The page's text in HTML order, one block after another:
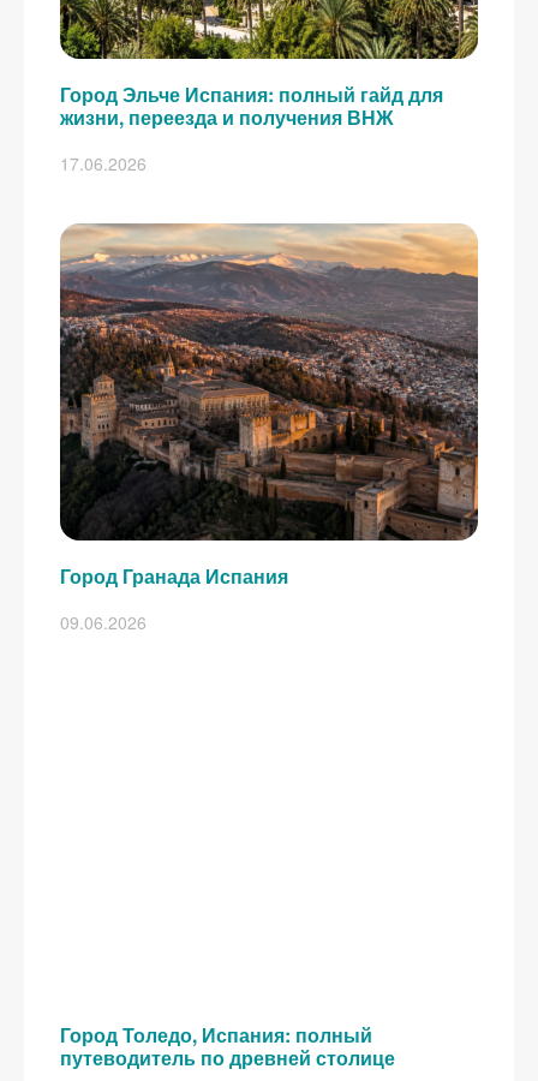
Город Эльче Испания: полный гайд для
жизни, переезда и получения ВНЖ
17.06.2026
Город Гранада Испания
09.06.2026
Город Толедо, Испания: полный
путеводитель по древней столице